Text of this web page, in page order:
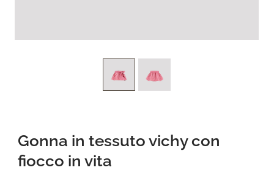
Careers
Privacy Policy
Gonna in tessuto vichy con
fiocco in vita